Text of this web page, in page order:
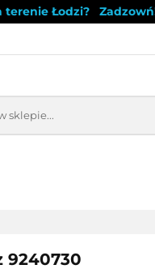
terenie Łodzi?
9240730